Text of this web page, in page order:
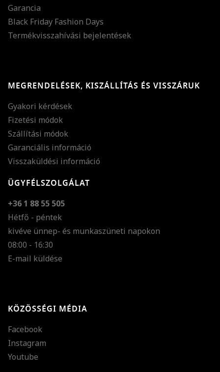
Garancia
Black Friday Fashion Days
Termékvisszahívási bejelentések
MEGRENDELÉSEK, KISZÁLLÍTÁS ÉS VISSZÁRUK
Gyakori kérdések
Fizetési módok
Szállítási módok
Garanciális információ
Visszaküldési információ
ÜGYFÉLSZOLGÁLAT
+36 1 88 55 505
Hétfő - péntek
kivéve ünnep- és munkaszüneti napokon
08:00 - 16:30
E-mail küldése
KÖZÖSSÉGI MÉDIA
Facebook
Instagram
Youtube